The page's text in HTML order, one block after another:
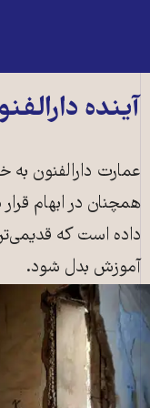
آینده
عمارت دارالفنون به
همچنان در ابهام
داده است که
آموزش بدل شود.